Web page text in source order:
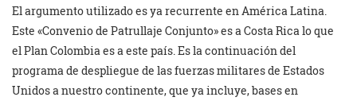
El argumento utilizado es ya recurrente en América Latina.
Este «Convenio de Patrullaje Conjunto» es a Costa Rica lo que
el Plan Colombia es a este país. Es la continuación del
programa de despliegue de las fuerzas militares de Estados
Unidos a nuestro continente, que ya incluye, bases en